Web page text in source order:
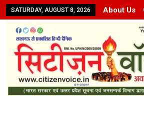
SATURDAY, AUGUST 8, 2026 About Us